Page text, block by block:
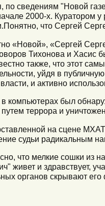
по сведениям "Новой
2000-х. Куратором
что Сергей
«Новой», «Сергей
Тихонова и Хасис
также, что этот
уйдя в
и активно
компьютерах был
путем террора и
на сцене
судьи радикальным
что мелкие сошки из
живет и здравствует,
органов скрывают